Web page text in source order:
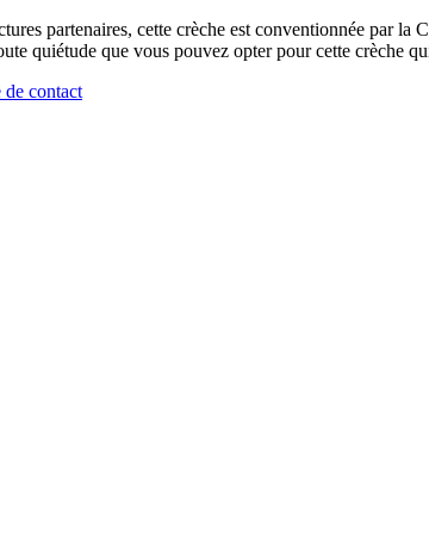
partenaires, cette crèche est conventionnée par
quiétude que vous pouvez opter pour cette crèche
contact